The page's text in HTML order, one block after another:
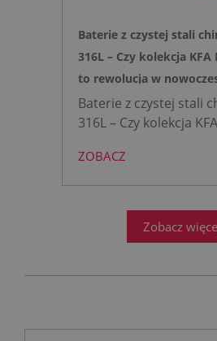
Baterie z czystej stali
316L – Czy kolekcja KFA
to rewolucja w
łazience?
Baterie z czystej stali
316L – Czy kolekcja
łazience?
projektowanie
ZOBACZ
Zobacz